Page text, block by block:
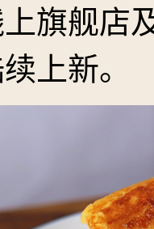
上旗舰店
上新。